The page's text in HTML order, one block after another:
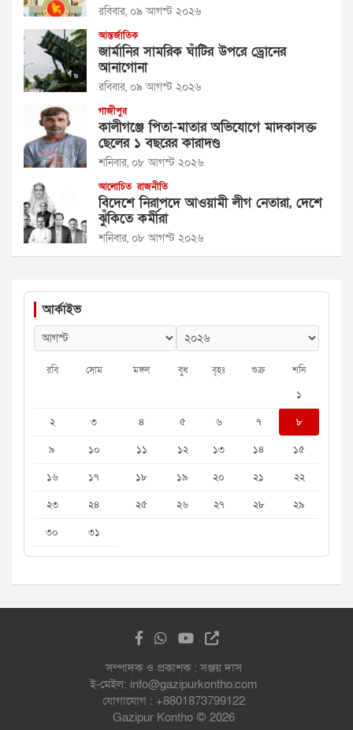
রবিবার, ০৯ আগস্ট ২০২৬
আন্তর্জাতিক
জার্মানির সামরিক ঘাঁটির উপরে ড্রোনের
আনাগোনা
রবিবার, ০৯ আগস্ট ২০২৬
গাজীপুর
কালীগঞ্জে পিতা-মাতার অভিযোগে মাদকাসক্ত
ছেলের ১ বছরের কারাদণ্ড
শনিবার, ০৮ আগস্ট ২০২৬
আলোচিত রাজনীতি
বিদেশে নিরাপদে আওয়ামী লীগ নেতারা, দেশে
ঝুঁকিতে কর্মীরা
শনিবার, ০৮ আগস্ট ২০২৬
আর্কাইভ
রবি সোম মঙ্গল বুধ বৃহঃ শুক্র শনি
১
২
৩ ৪ ৫ ৬ ৭
৮
৯
১০ ১১ ১২ ১৩ ১৪
১৫
১৬
১৭ ১৮ ১৯ ২০ ২১
২২
২৩
২৪ ২৫ ২৬ ২৭ ২৮
২৯
৩০
৩১
সম্পাদক ও প্রকাশক : সঞ্জয় দাস
ই-মেইল: info@gazipurkontho.com
যোগাযোগ : +8801873799122
Gazipur Kontho © 2026